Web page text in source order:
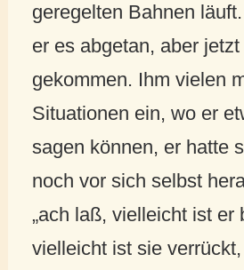
geregelten Bahnen
er es abgetan, aber
gekommen. Ihm vielen
Situationen ein, wo er
sagen können, er hatte
noch vor sich selbst
„ach laß, vielleicht ist er
vielleicht ist sie